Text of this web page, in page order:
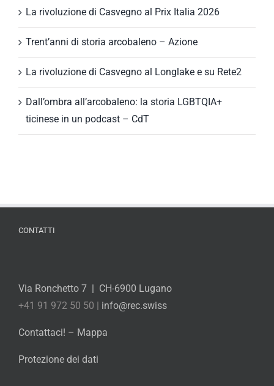
La rivoluzione di Casvegno al Prix Italia 2026
Trent’anni di storia arcobaleno – Azione
La rivoluzione di Casvegno al Longlake e su Rete2
Dall’ombra all’arcobaleno: la storia LGBTQIA+
ticinese in un podcast – CdT
CONTATTI
Via Ronchetto 7 | CH-6900 Lugano
+41 91 972 50 50 | info@rec.swiss
Contattaci! – Mappa
Protezione dei dati